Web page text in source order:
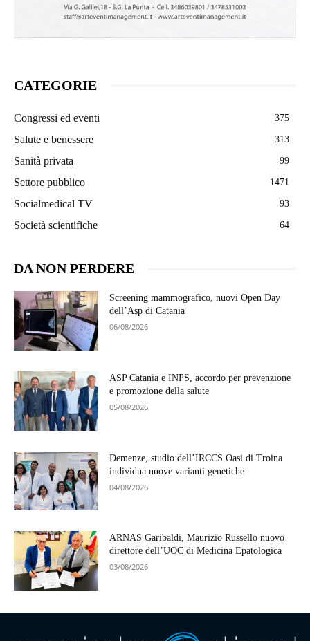
CATEGORIE
Congressi ed eventi 375
Salute e benessere 313
Sanità privata 99
Settore pubblico 1471
Socialmedical TV 93
Società scientifiche 64
DA NON PERDERE
Screening mammografico, nuovi Open Day
dell’Asp di Catania
06/08/2026
ASP Catania e INPS, accordo per prevenzione
e promozione della salute
05/08/2026
Demenze, studio dell’IRCCS Oasi di Troina
individua nuove varianti genetiche
04/08/2026
ARNAS Garibaldi, Maurizio Russello nuovo
direttore dell’UOC di Medicina Epatologica
03/08/2026